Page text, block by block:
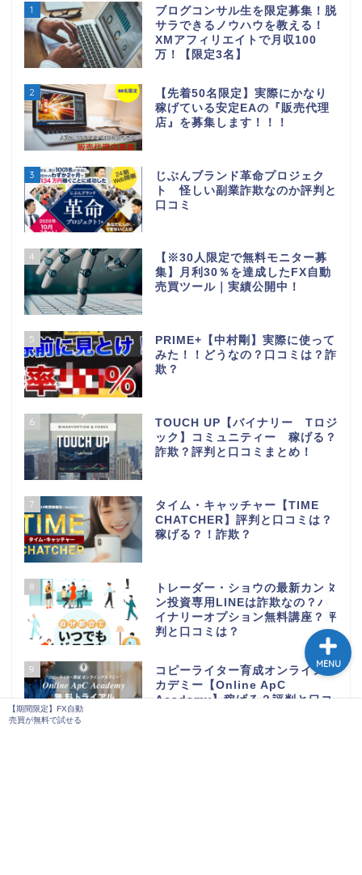
1
ブログコンサル生を限定募集！脱
サラできるノウハウを教える！
XMアフィリエイトで月収100
万！【限定3名】
2
【先着50名限定】実際にかなり
稼げている安定EAの『販売代理
店』を募集します！！！
3
じぶんブランド革命プロジェク
ト 怪しい副業詐欺なのか評判と
口コミ
4
【※30人限定で無料モニター募
集】月利30％を達成したFX自動
売買ツール｜実績公開中！
5
PRIME+【中村剛】実際に使って
みた！！どうなの？口コミは？詐
欺？
6
TOUCH UP【バイナリー Tロジ
ック】コミュニティー 稼げる？
詐欺？評判と口コミまとめ！
7
タイム・キャッチャー【TIME
CHATCHER】評判と口コミは？
稼げる？！詐欺？
8
トレーダー・ショウの最新カンタ
ン投資専用LINEは詐欺なの？バ
イナリーオプション無料講座？評
判と口コミは？
9
コピーライター育成オンラインア
カデミー【Online ApC
Academy】稼げる？評判と口コ
【期間限定】FX自動
売買が無料で試せる
MENU